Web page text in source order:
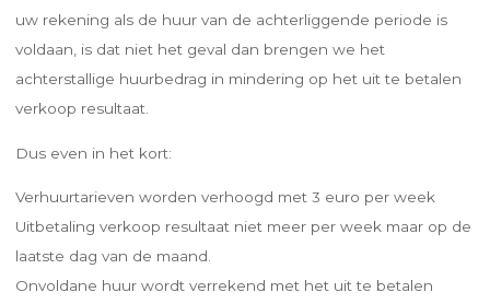
uw rekening als de huur van de achterliggende periode is
voldaan, is dat niet het geval dan brengen we het
achterstallige huurbedrag in mindering op het uit te betalen
verkoop resultaat.
Dus even in het kort:
Verhuurtarieven worden verhoogd met 3 euro per week
Uitbetaling verkoop resultaat niet meer per week maar op de
laatste dag van de maand.
Onvoldane huur wordt verrekend met het uit te betalen